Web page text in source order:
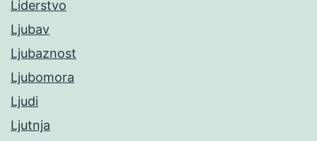
Liderstvo
Ljubav
Ljubaznost
Ljubomora
Ljudi
Ljutnja